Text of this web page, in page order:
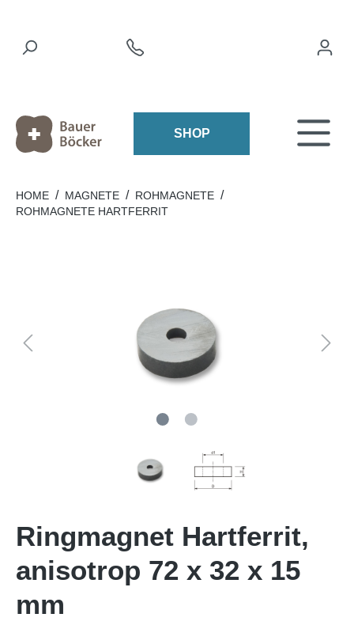
SHOP
HOME / MAGNETE / ROHMAGNETE /
ROHMAGNETE HARTFERRIT
Ringmagnet Hartferrit,
anisotrop 72 x 32 x 15
mm